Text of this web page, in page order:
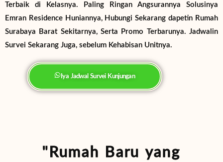
Terbaik di Kelasnya. Paling Ringan Angsurannya Solusinya
Emran Residence Huniannya, Hubungi Sekarang dapetin Rumah
Surabaya Barat Sekitarnya, Serta Promo Terbarunya. Jadwalin
Survei Sekarang Juga, sebelum Kehabisan Unitnya.
Iya Jadwal Survei Kunjungan
"Rumah Baru yang